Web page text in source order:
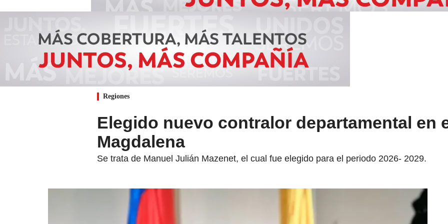
Regiones
Elegido nuevo contralor departamental en
Magdalena
Se trata de Manuel Julián Mazenet, el cual fue elegido para el periodo 2026- 2029.